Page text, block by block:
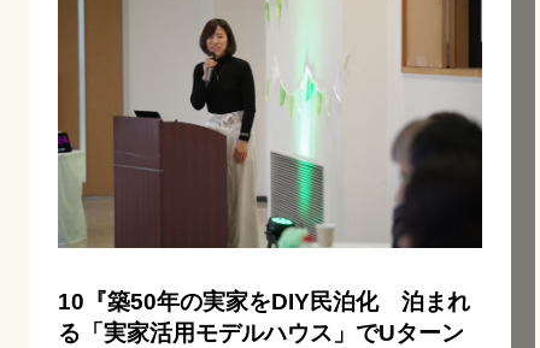
10『築50年の実家をDIY民泊化 泊まれ
る「実家活用モデルハウス」でUターン